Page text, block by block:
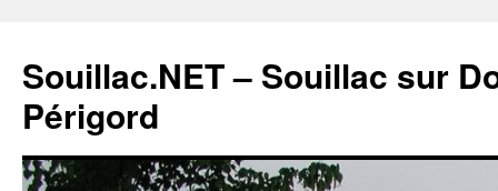
Souillac.NET – Souillac sur
Périgord